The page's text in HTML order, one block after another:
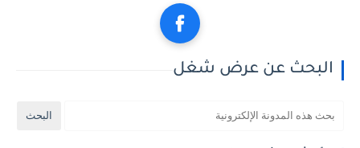
البحث عن عرض شغل